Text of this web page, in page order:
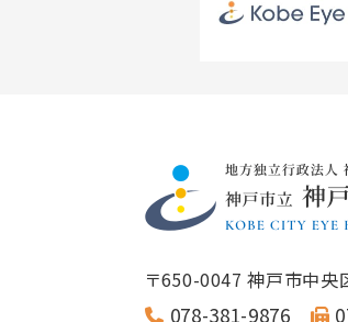
〒650-0047神戸市中央
078-381-9876